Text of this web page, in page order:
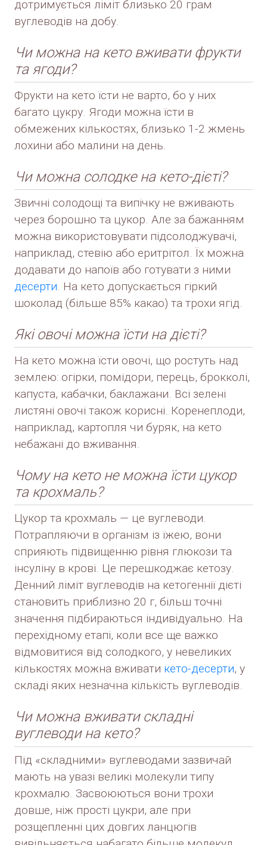
дотримується ліміт близько 20 грам
вуглеводів на добу.
Чи можна на кето вживати фрукти
та ягоди?
Фрукти на кето їсти не варто, бо у них
багато цукру. Ягоди можна їсти в
обмежених кількостях, близько 1-2 жмень
лохини або малини на день.
Чи можна солодке на кето-дієті?
Звичні солодощі та випічку не вживають
через борошно та цукор. Але за бажанням
можна використовувати підсолоджувачі,
наприклад, стевію або еритрітол. Їх можна
додавати до напоїв або готувати з ними
десерти. На кето допускається гіркий
шоколад (більше 85% какао) та трохи ягід.
Які овочі можна їсти на дієті?
На кето можна їсти овочі, що ростуть над
землею: огірки, помідори, перець, брокколі,
капуста, кабачки, баклажани. Всі зелені
листяні овочі також корисні. Коренеплоди,
наприклад, картопля чи буряк, на кето
небажані до вживання.
Чому на кето не можна їсти цукор
та крохмаль?
Цукор та крохмаль — це вуглеводи.
Потрапляючи в організм із їжею, вони
сприяють підвищенню рівня глюкози та
інсуліну в крові. Це перешкоджає кетозу.
Денний ліміт вуглеводів на кетогеннії дієті
становить приблизно 20 г, більш точні
значення підбираються індивідуально. На
перехідному етапі, коли все ще важко
відмовитися від солодкого, у невеликих
кількостях можна вживати кето-десерти, у
складі яких незначна кількість вуглеводів.
Чи можна вживати складні
вуглеводи на кето?
Під «складними» вуглеводами зазвичай
мають на увазі великі молекули типу
крохмалю. Засвоюються вони трохи
довше, ніж прості цукри, але при
розщепленні цих довгих ланцюгів